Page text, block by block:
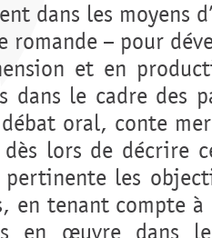
dans les moyens
romande – pour
et en
dans le cadre des
débat oral, conte
lors de décrire
pertinente les
en tenant compte
en œuvre dans